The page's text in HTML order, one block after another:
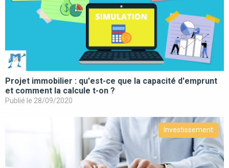
Projet immobilier : qu'est-ce que la capacité d'emprunt
et comment la calcule t-on ?
Publié le 28/09/2020
Investissement